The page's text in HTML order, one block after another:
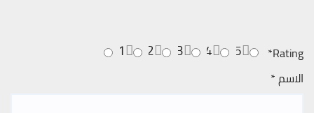
Rating
*
5
4
3
2
1
الاسم*